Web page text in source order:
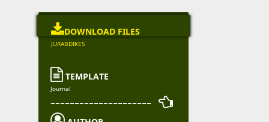
DOWNLOAD FILES
JURABDIKES
 TEMPLATE
Journal
--------------------- 